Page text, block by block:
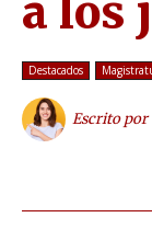
a los
Destacados
Escrito por